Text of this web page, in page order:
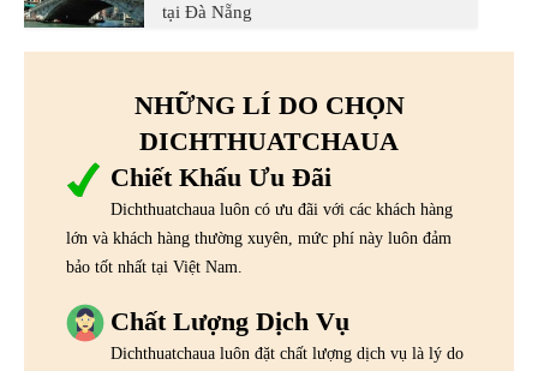
tại Đà Nẵng
NHỮNG LÍ DO CHỌN
DICHTHUATCHAUA
Chiết Khấu Ưu Đãi
Dichthuatchaua luôn có ưu đãi với các khách hàng
lớn và khách hàng thường xuyên, mức phí này luôn đảm
bảo tốt nhất tại Việt Nam.
Chất Lượng Dịch Vụ
Dichthuatchaua luôn đặt chất lượng dịch vụ là lý do